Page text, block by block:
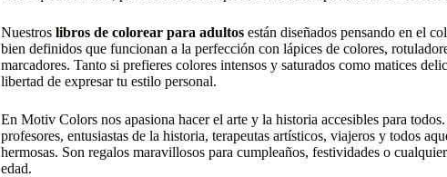
Nuestros libros de colorear para adultosestán diseñados pensando en el
bien definidos que funcionan a la perfección con lápices de colores,
marcadores. Tanto si prefieres colores intensos y saturados como matices
libertad de expresar tu estilo personal.
En Motiv Colors nos apasiona hacer el arte y la historia accesibles para
profesores, entusiastas de la historia, terapeutas artísticos, viajeros y todos
hermosas. Son regalos maravillosos para cumpleaños, festividades o
edad.